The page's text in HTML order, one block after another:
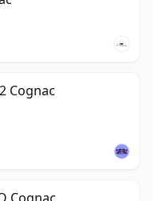
Cognac